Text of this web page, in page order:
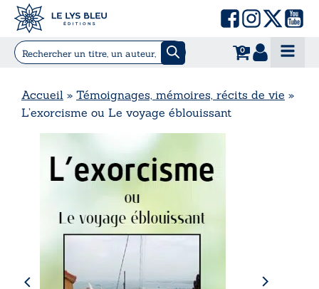
0
Accueil » Témoignages, mémoires, récits de vie »
L’exorcisme ou Le voyage éblouissant